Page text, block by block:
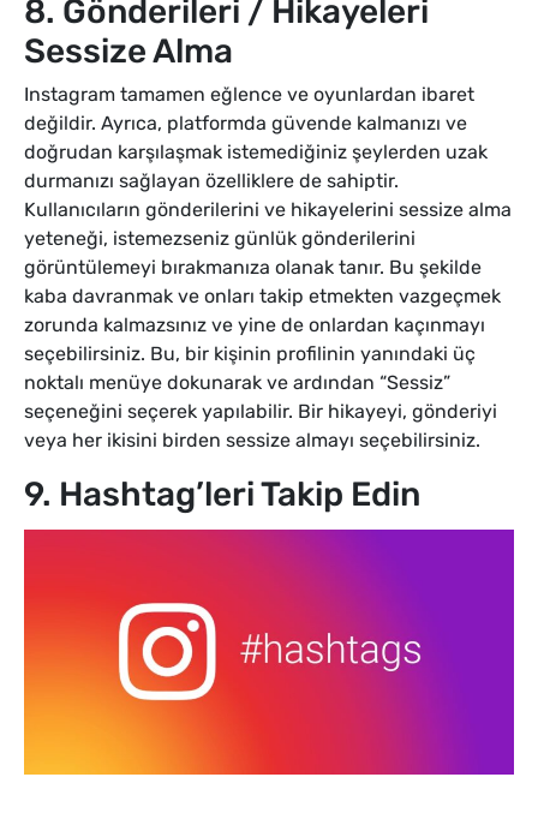
8. Gönderileri / Hikayeleri
Sessize Alma
Instagram tamamen eğlence ve oyunlardan ibaret
değildir. Ayrıca, platformda güvende kalmanızı ve
doğrudan karşılaşmak istemediğiniz şeylerden uzak
durmanızı sağlayan özelliklere de sahiptir.
Kullanıcıların gönderilerini ve hikayelerini sessize alma
yeteneği, istemezseniz günlük gönderilerini
görüntülemeyi bırakmanıza olanak tanır. Bu şekilde
kaba davranmak ve onları takip etmekten vazgeçmek
zorunda kalmazsınız ve yine de onlardan kaçınmayı
seçebilirsiniz. Bu, bir kişinin profilinin yanındaki üç
noktalı menüye dokunarak ve ardından “Sessiz”
seçeneğini seçerek yapılabilir. Bir hikayeyi, gönderiyi
veya her ikisini birden sessize almayı seçebilirsiniz.
9. Hashtag’leri Takip Edin